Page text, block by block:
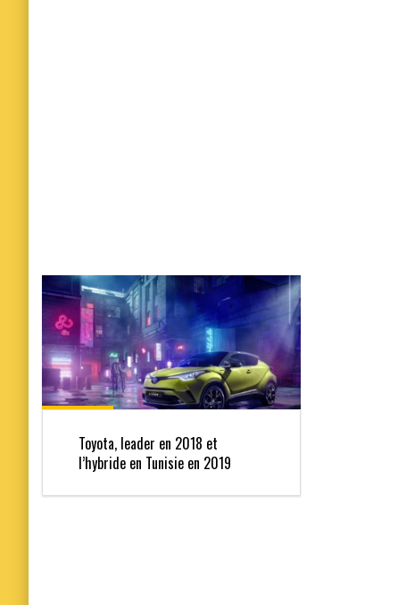
Toyota, leader en 2018 et
l’hybride en Tunisie en 2019